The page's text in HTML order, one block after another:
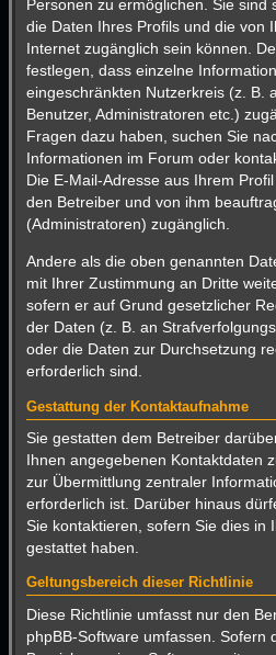
Personen zu ermöglichen. Sie sind
die Daten Ihres Profils und die von
Internet zugänglich sein können.
festlegen, dass einzelne
eingeschränkten Nutzerkreis (z. B.
Benutzer, Administratoren etc.)
Fragen dazu haben, suchen Sie
Informationen im Forum oder
Die E-Mail-Adresse aus Ihrem
den Betreiber und von ihm
(Administratoren) zugänglich.
Andere als die oben genannten
mit Ihrer Zustimmung an Dritte
sofern er auf Grund gesetzlicher
der Daten (z. B. an
oder die Daten zur Durchsetzung
erforderlich sind.
Gestattung der Kontaktaufnahme
Sie gestatten dem Betreiber
Ihnen angegebenen Kontaktdaten
zur Übermittlung zentraler
erforderlich ist. Darüber hinaus
Sie kontaktieren, sofern Sie dies in
gestattet haben.
Geltungsbereich dieser Richtlinie
Diese Richtlinie umfasst nur den
phpBB-Software umfassen. Sofern